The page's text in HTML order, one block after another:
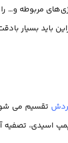
مربوطه و…
باید بسیار
تقسیم می
اسیدی، تصفیه